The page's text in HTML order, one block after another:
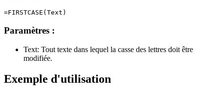
Paramètres :
Text: Tout texte dans lequel la casse des lettres doit être
modifiée.
Exemple d'utilisation